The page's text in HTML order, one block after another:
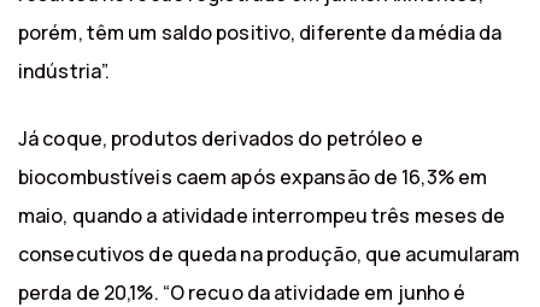
porém, têm um saldo positivo, diferente da média da
indústria”.
Já coque, produtos derivados do petróleo e
biocombustíveis caem após expansão de 16,3% em
maio, quando a atividade interrompeu três meses de
consecutivos de queda na produção, que acumularam
perda de 20,1%. “O recuo da atividade em junho é